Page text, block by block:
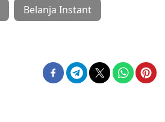
Belanja Instant